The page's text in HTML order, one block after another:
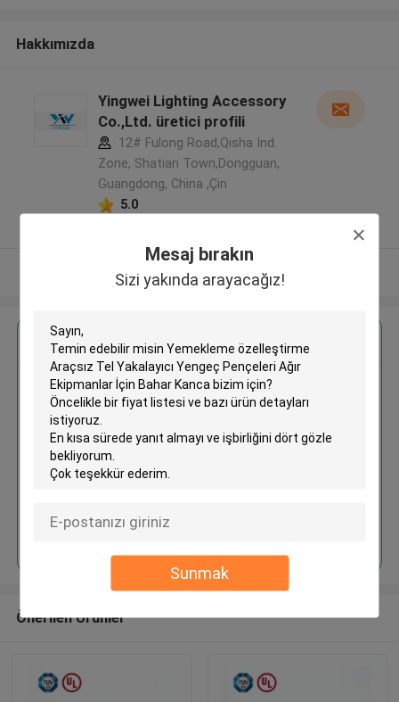
Mesaj bırakın
Sizi yakında arayacağız!
Sunmak
Hakkımızda
Yingwei Lighting Accessory
Co.,Ltd. üretici profili
12# Fulong Road,Qisha Ind.
Zone, Shatian Town,Dongguan,
Guangdong, China ,Çin
5.0
Daha fazla göster
En İyi Fiyatı Alın
Yemekleme özelleştirme Araçsız
Tel Yakalayıcı Yengeç Pençeleri
Ağır Ekipmanlar İçin Bahar
Devam et
Önerilen Ürünler